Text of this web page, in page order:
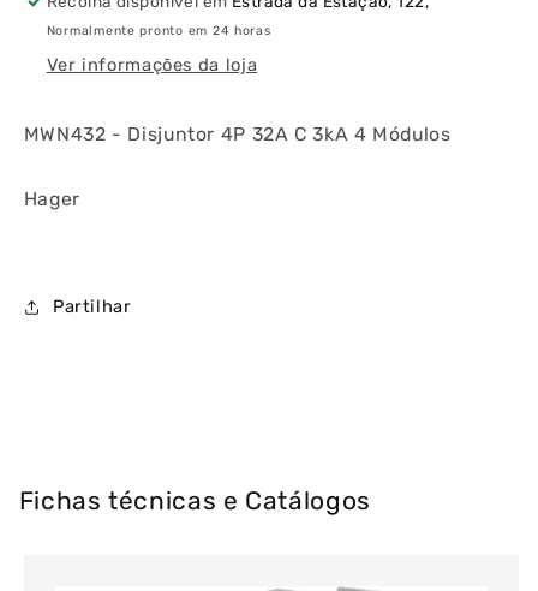
Módulos
Módulos
Normalmente pronto em 24 horas
Ver informações da loja
MWN432 - Disjuntor 4P 32A C 3kA 4 Módulos
Hager
Partilhar
Fichas técnicas e Catálogos